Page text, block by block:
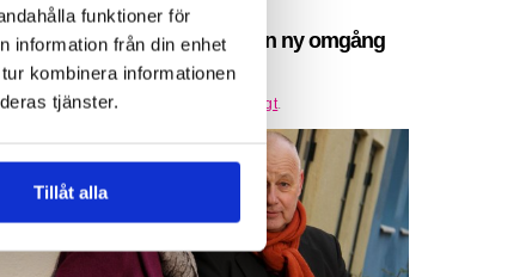
funktioner för
information från din enhet
kombinera informationen
tjänster.
Tillåt alla
Wingårdh är igång med en ny omgång
Husdrömmar
den25 februari 2016 Övrigt.